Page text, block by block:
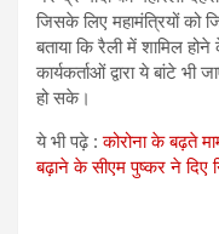
जिसके लिए महामंत्रियों को
बताया कि रैली में शामिल
कार्यकर्ताओं द्वारा ये बांटे
हो सके।
ये भी पढ़े :कोरोना के बढ़ते
बढ़ाने के सीएम पुष्कर ने दिए